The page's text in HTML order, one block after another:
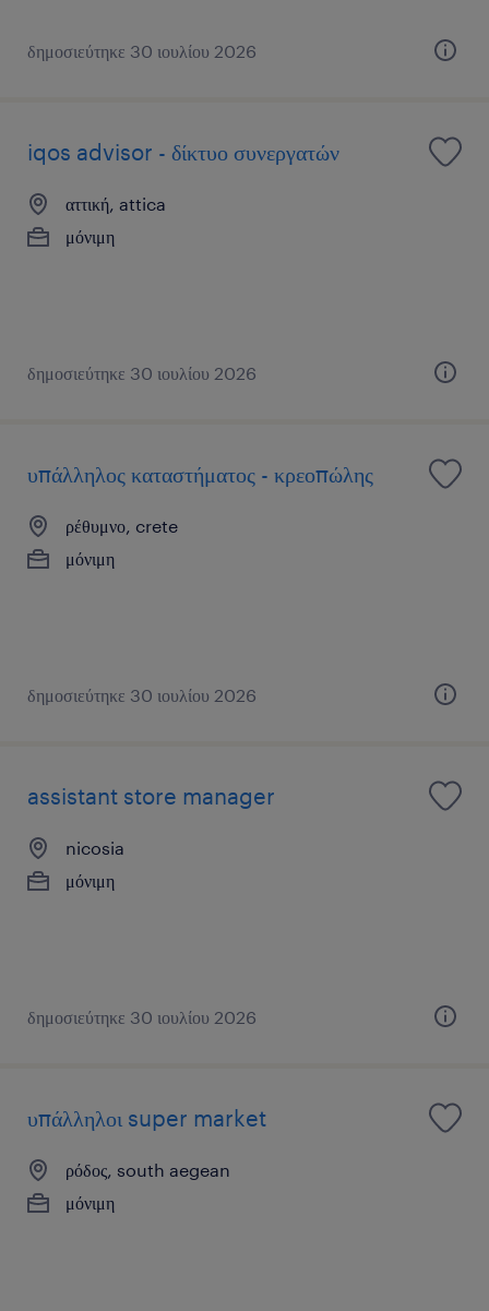
δημοσιεύτηκε 30 ιουλίου 2026
iqos advisor - δίκτυο συνεργατών
αττική, attica
μόνιμη
δημοσιεύτηκε 30 ιουλίου 2026
υπάλληλος καταστήματος - κρεοπώλης
ρέθυμνο, crete
μόνιμη
δημοσιεύτηκε 30 ιουλίου 2026
assistant store manager
nicosia
μόνιμη
δημοσιεύτηκε 30 ιουλίου 2026
υπάλληλοι super market
ρόδος, south aegean
μόνιμη